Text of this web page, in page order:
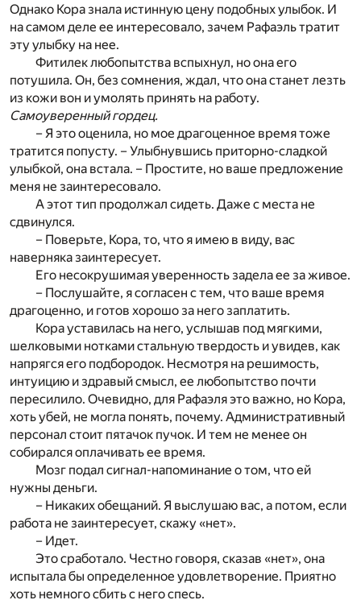
Однако Кора знала истинную цену подобных улыбок. И
на самом деле ее интересовало, зачем Рафаэль тратит
эту улыбку на нее.
Фитилек любопытства вспыхнул, но она его
потушила. Он, без сомнения, ждал, что она станет лезть
из кожи вон и умолять принять на работу.
Самоуверенный гордец.
– Я это оценила, но мое драгоценное время тоже
тратится попусту. – Улыбнувшись приторно-сладкой
улыбкой, она встала. – Простите, но ваше предложение
меня не заинтересовало.
А этот тип продолжал сидеть. Даже с места не
сдвинулся.
– Поверьте, Кора, то, что я имею в виду, вас
наверняка заинтересует.
Его несокрушимая уверенность задела ее за живое.
– Послушайте, я согласен с тем, что ваше время
драгоценно, и готов хорошо за него заплатить.
Кора уставилась на него, услышав под мягкими,
шелковыми нотками стальную твердость и увидев, как
напрягся его подбородок. Несмотря на решимость,
интуицию и здравый смысл, ее любопытство почти
пересилило. Очевидно, для Рафаэля это важно, но Кора,
хоть убей, не могла понять, почему. Административный
персонал стоит пятачок пучок. И тем не менее он
собирался оплачивать ее время.
Мозг подал сигнал-напоминание о том, что ей
нужны деньги.
– Никаких обещаний. Я выслушаю вас, а потом, если
работа не заинтересует, скажу «нет».
– Идет.
Это сработало. Честно говоря, сказав «нет», она
испытала бы определенное удовлетворение. Приятно
хоть немного сбить с него спесь.